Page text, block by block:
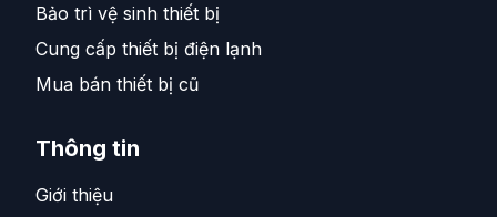
Bảo trì vệ sinh thiết bị
Cung cấp thiết bị điện lạnh
Mua bán thiết bị cũ
Thông tin
Giới thiệu